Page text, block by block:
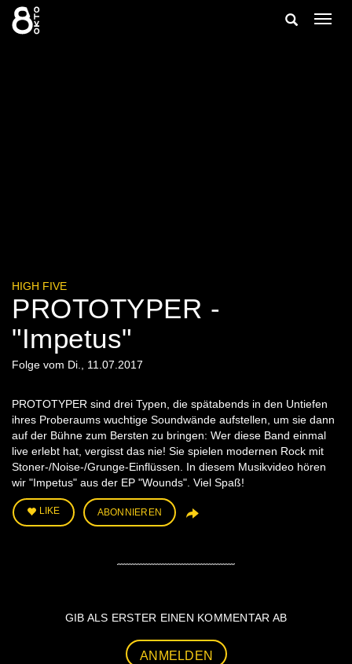
Zum
Inhalt
springen
Suche
HIGH FIVE
PROTOTYPER -
"Impetus"
Folge vom Di., 11.07.2017
PROTOTYPER sind drei Typen, die spätabends in den Untiefen
ihres Proberaums wuchtige Soundwände aufstellen, um sie dann
auf der Bühne zum Bersten zu bringen: Wer diese Band einmal
live erlebt hat, vergisst das nie! Sie spielen modernen Rock mit
Stoner-/Noise-/Grunge-Einflüssen. In diesem Musikvideo hören
wir "Impetus" aus der EP "Wounds". Viel Spaß!
LIKE ABONNIEREN
GIB ALS ERSTER EINEN KOMMENTAR AB
ANMELDEN